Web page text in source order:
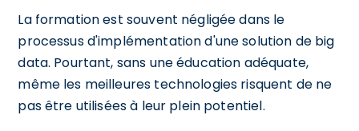
La formation est souvent négligée dans le
processus d'implémentation d'une solution de big
data. Pourtant, sans une éducation adéquate,
même les meilleures technologies risquent de ne
pas être utilisées à leur plein potentiel.